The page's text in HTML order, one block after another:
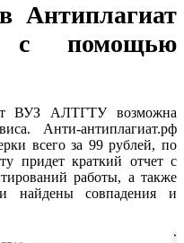
Антиплагиат
помощью
ВУЗ АЛТГТУ возможна
Анти-антиплагиат.рф
всего за 99 рублей, по
придет краткий отчет с
работы, а также
найдены совпадения и